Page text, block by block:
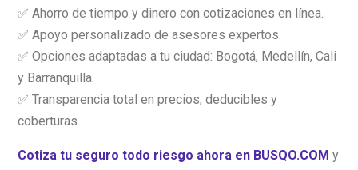
✅ Ahorro de tiempo y dinero con cotizaciones en línea.
✅ Apoyo personalizado de asesores expertos.
✅ Opciones adaptadas a tu ciudad: Bogotá, Medellín, Cali
y Barranquilla.
✅ Transparencia total en precios, deducibles y
coberturas.
Cotiza tu seguro todo riesgo ahora en BUSQO.COM y